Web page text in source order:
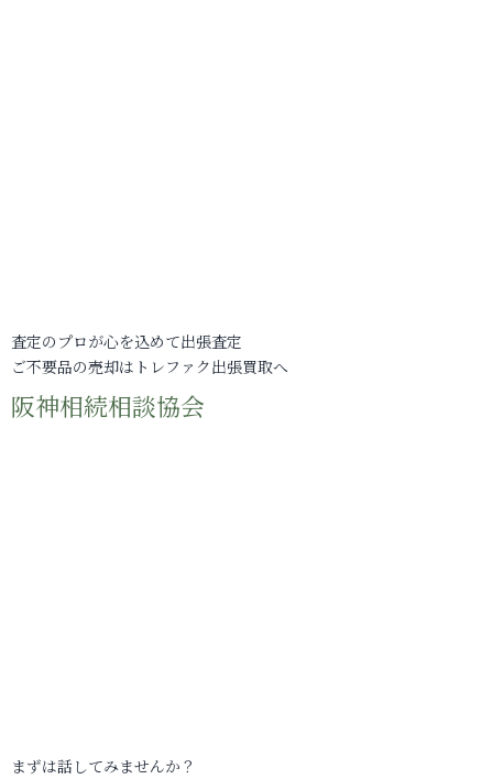
査定のプロが心を込めて出張査定
ご不要品の売却はトレファク出張買取へ
阪神相続相談協会
まずは話してみませんか？